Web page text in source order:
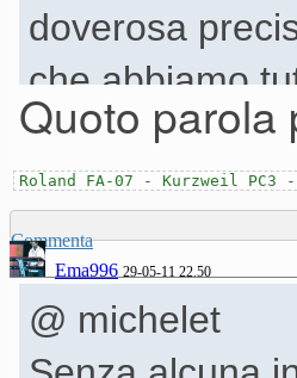
doverosa
che abbiamo
Ma la
In altre parole,
sera, dopo
distrutti, con il
moribondo.
Quoto parola
Roland FA-07 - Kurzweil PC3 -
Commenta
Ema996 29-05-11 22.50
@ michelet